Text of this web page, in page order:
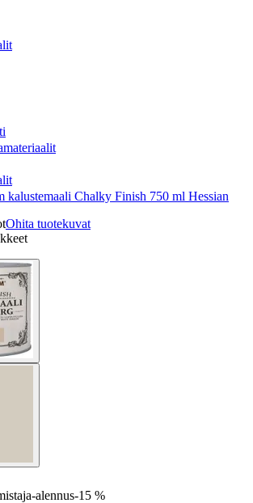
kalustemaali Chalky Finish 750 ml Hessian
Ohita tuotekuvat
alennus-15 %